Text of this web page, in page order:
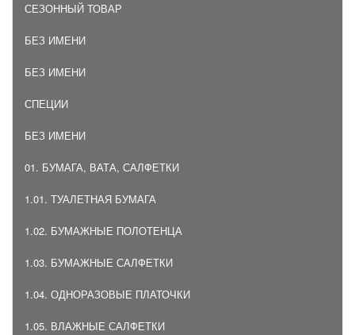
СЕЗОННЫЙ ТОВАР
БЕЗ ИМЕНИ
БЕЗ ИМЕНИ
СПЕЦИИ
БЕЗ ИМЕНИ
01. БУМАГА, ВАТА, САЛФЕТКИ
1.01. ТУАЛЕТНАЯ БУМАГА
1.02. БУМАЖНЫЕ ПОЛОТЕНЦА
1.03. БУМАЖНЫЕ САЛФЕТКИ
1.04. ОДНОРАЗОВЫЕ ПЛАТОЧКИ
1.05. ВЛАЖНЫЕ САЛФЕТКИ